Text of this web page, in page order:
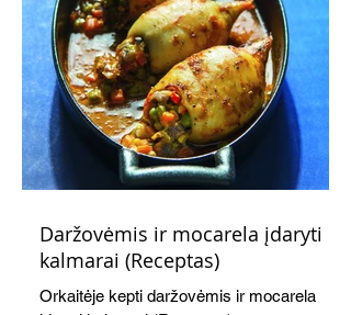
Daržovėmis ir mocarela įdaryti
kalmarai (Receptas)
Orkaitėje kepti daržovėmis ir mocarela